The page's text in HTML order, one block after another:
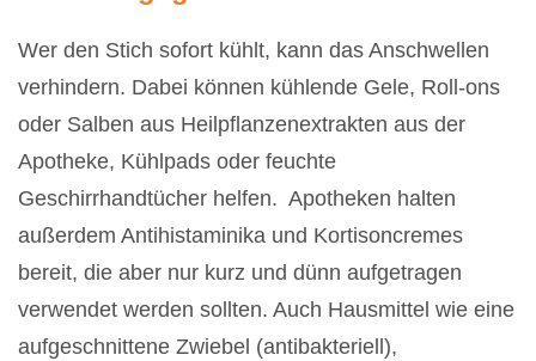
Wer den Stich sofort kühlt, kann das Anschwellen
verhindern. Dabei können kühlende Gele, Roll-ons
oder Salben aus Heilpflanzenextrakten aus der
Apotheke, Kühlpads oder feuchte
Geschirrhandtücher helfen. Apotheken halten
außerdem Antihistaminika und Kortisoncremes
bereit, die aber nur kurz und dünn aufgetragen
verwendet werden sollten. Auch Hausmittel wie eine
aufgeschnittene Zwiebel (antibakteriell),